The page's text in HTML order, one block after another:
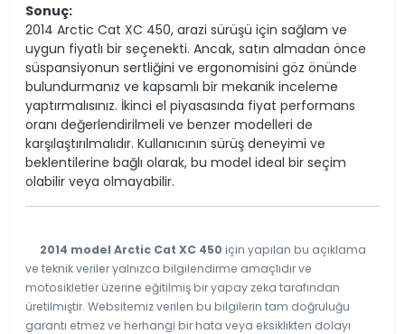
Sonuç:
2014 Arctic Cat XC 450, arazi sürüşü için sağlam ve
uygun fiyatlı bir seçenekti. Ancak, satın almadan önce
süspansiyonun sertliğini ve ergonomisini göz önünde
bulundurmanız ve kapsamlı bir mekanik inceleme
yaptırmalısınız. İkinci el piyasasında fiyat performans
oranı değerlendirilmeli ve benzer modelleri de
karşılaştırılmalıdır. Kullanıcının sürüş deneyimi ve
beklentilerine bağlı olarak, bu model ideal bir seçim
olabilir veya olmayabilir.
2014 model Arctic Cat XC 450 için yapılan bu açıklama
ve teknik veriler yalnızca bilgilendirme amaçlıdır ve
motosikletler üzerine eğitilmiş bir yapay zeka tarafından
üretilmiştir. Websitemiz verilen bu bilgilerin tam doğruluğu
garanti etmez ve herhangi bir hata veya eksiklikten dolayı